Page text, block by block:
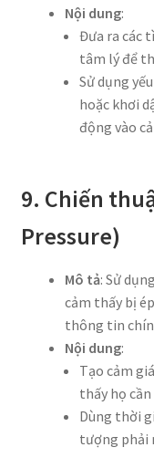
Nội dung:
Đưa ra các
tâm lý để
Sử dụng
hoặc khơi
động vào
9. Chiến
Pressure)
Mô tả: Sử
cảm thấy bị
thông tin
Nội dung:
Tạo cảm
thấy họ
Dùng thời
tượng phải